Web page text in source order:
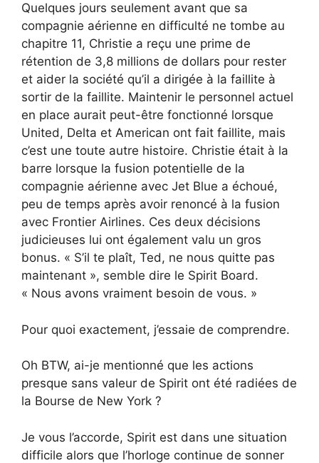
Quelques jours seulement avant que sa
compagnie aérienne en difficulté ne tombe au
chapitre 11, Christie a reçu une prime de
rétention de 3,8 millions de dollars pour rester
et aider la société qu’il a dirigée à la faillite à
sortir de la faillite. Maintenir le personnel actuel
en place aurait peut-être fonctionné lorsque
United, Delta et American ont fait faillite, mais
c’est une toute autre histoire. Christie était à la
barre lorsque la fusion potentielle de la
compagnie aérienne avec Jet Blue a échoué,
peu de temps après avoir renoncé à la fusion
avec Frontier Airlines. Ces deux décisions
judicieuses lui ont également valu un gros
bonus. « S’il te plaît, Ted, ne nous quitte pas
maintenant », semble dire le Spirit Board.
« Nous avons vraiment besoin de vous. »
Pour quoi exactement, j’essaie de comprendre.
Oh BTW, ai-je mentionné que les actions
presque sans valeur de Spirit ont été radiées de
la Bourse de New York ?
Je vous l’accorde, Spirit est dans une situation
difficile alors que l’horloge continue de sonner